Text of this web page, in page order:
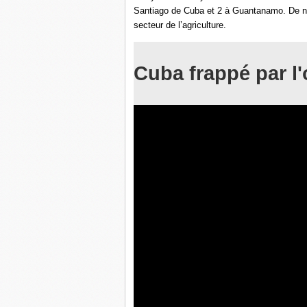
Santiago de Cuba et 2 à Guantanamo. De
secteur de l’agriculture.
Cuba frappé par